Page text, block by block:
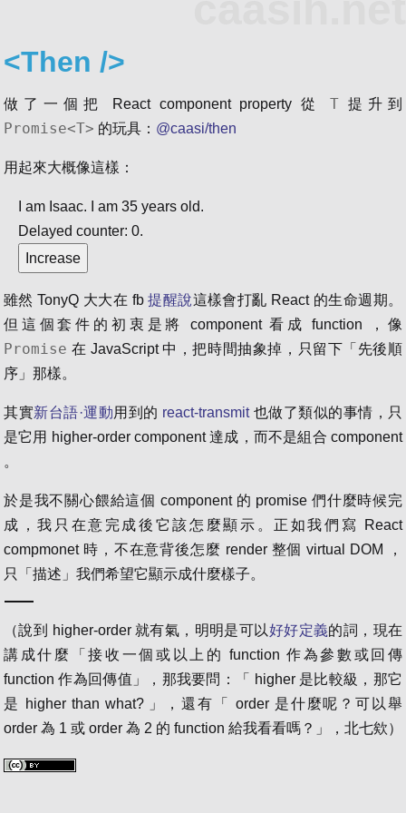
<Then />
做了一個把 React component property 從T 提升到
Promise<T> 的玩具： @caasi/then
用起來大概像這樣：
I am Isaac. I am 35 years old.
Delayed counter: 0.
Increase
雖然 TonyQ 大大在 fb提醒說這樣會打亂 React 的生命週期。
但這個套件的初衷是將 component 看成 function ，像
Promise 在 JavaScript 中，把時間抽象掉，只留下「先後順
序」那樣。
其實新台語·運動用到的 react-transmit也做了類似的事情，只
是它用 higher-order component 達成，而不是組合 component
。
於是我不關心餵給這個 component 的 promise 們什麼時候完
成，我只在意完成後它該怎麼顯示。正如我們寫 React
compmonet 時，不在意背後怎麼 render 整個 virtual DOM ，
只「描述」我們希望它顯示成什麼樣子。
（說到 higher-order 就有氣，明明是可以好好定義的詞，現在
講成什麼「接收一個或以上的 function 作為參數或回傳
function 作為回傳值」，那我要問：「 higher 是比較級，那它
是 higher than what? 」，還有「 order 是什麼呢？可以舉
order 為 1 或 order 為 2 的 function 給我看看嗎？」，北七欸）